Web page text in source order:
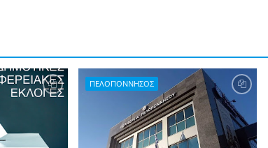
ΠΕΛΟΠΟΝΝΗΣΟΣ